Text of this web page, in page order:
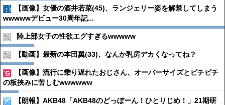
【画像】女優の酒井若菜(45)、ランジェリー姿を解禁してしまう
wwwwwデビュー30周年記...
陸上部女子の性欲エグすぎるwwwww
【動画】最新の本田翼(33)、なんか乳房デカくなってね？
【画像】流行に乗り遅れたおじさん、オーバーサイズとピチピチ
の板挟みに苦しむwwwwww
【朗報】AKB48「AKB48のどっぼーん！ひとりじめ！」21期研